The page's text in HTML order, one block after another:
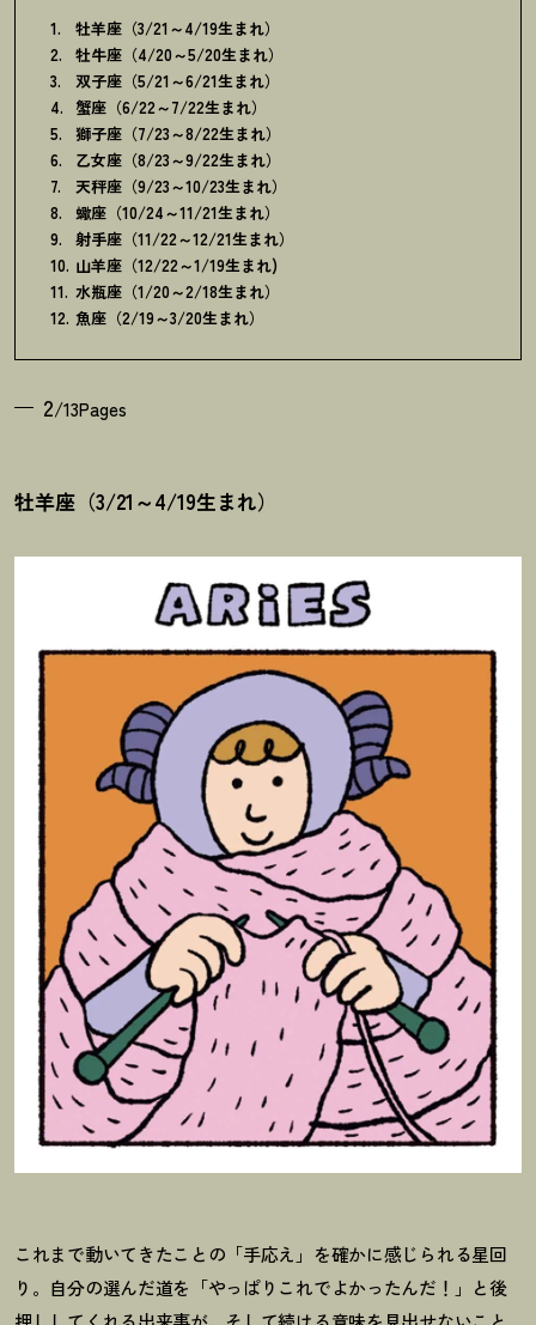
牡羊座（3/21～4/19生まれ）
牡牛座（4/20～5/20生まれ）
双子座（5/21～6/21生まれ）
蟹座（6/22～7/22生まれ）
獅子座（7/23～8/22生まれ）
乙女座（8/23～9/22生まれ）
天秤座（9/23～10/23生まれ）
蠍座（10/24～11/21生まれ）
射手座（11/22～12/21生まれ）
山羊座（12/22～1/19生まれ)
水瓶座（1/20～2/18生まれ）
魚座（2/19～3/20生まれ）
2/13Pages
牡羊座（3/21～4/19生まれ）
これまで動いてきたことの「手応え」を確かに感じられる星回
り。自分の選んだ道を「やっぱりこれでよかったんだ ！ 」と後